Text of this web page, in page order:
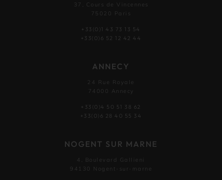
37, Cours de Vincennes
75020 Paris
+33(0)1 43 73 13 54
+33(0)6 52 12 42 44
ANNECY
24 Rue Royale
74000 Annecy
+33(0)4 50 51 38 62
+33(0)6 28 40 55 34
NOGENT SUR MARNE
4, Boulevard Gallieni
94130 Nogent-sur-marne